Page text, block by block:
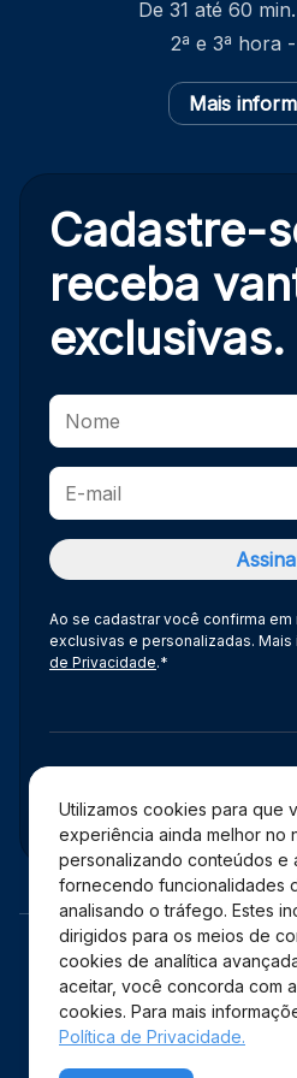
Utilizamos cookies para que
experiência ainda melhor no
personalizando conteúdos e
fornecendo funcionalidades
analisando o tráfego. Estes
dirigidos para os meios de
cookies de analítica
aceitar, você concorda com
cookies. Para mais
Política de Privacidade.
De 31 até 60
2ª e 3ª hora
Mais
Cadastre-
receba
exclusivas.
Ao se cadastrar você confirma
exclusivas e personalizadas.
de Privacidade.*
Administração